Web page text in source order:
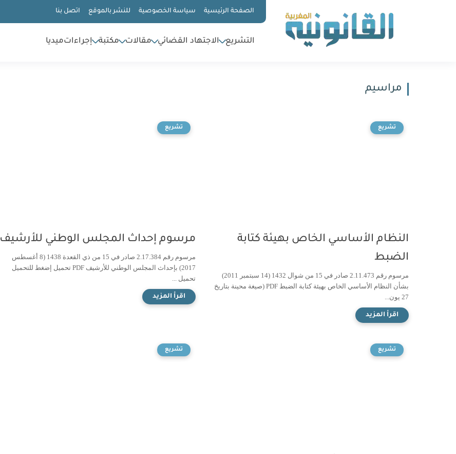
الصفحة الرئيسية سياسة الخصوصية للنشر بالموقع اتصل بنا
التشريع الاجتهاد القضائي مقالات مكتبة إجراءاتميديا
مراسيم
تشريع
النظام الأساسي الخاص بهيئة كتابة
الضبط
مرسوم رقم 2.11.473 صادر في 15 من شوال 1432 (14 سبتمبر 2011)
بشأن النظام الأساسي الخاص بهيئة كتابة الضبط PDF (صيغة محينة بتاريخ
27 يون...
تشريع
مرسوم إحداث المجلس الوطني للأرشيف
مرسوم رقم 2.17.384 صادر في 15 من ذي القعدة 1438 (8 أغسطس
2017) بإحداث المجلس الوطني للأرشيف PDF تحميل إضغط للتحميل
تحميل ...
تشريع تشريع